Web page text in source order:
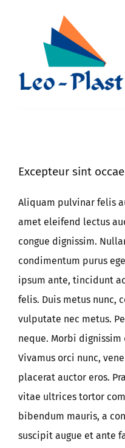
Über uns
Angebote / Zubehör
Kontakt
Poolprojekte
FAQs
Excepteur sint
Aliquam pulvinar felis
amet eleifend lectus
congue dignissim.
condimentum purus
ipsum ante, tincidunt
felis. Duis metus nunc,
vulputate nec metus.
neque. Morbi
Vivamus orci nunc,
placerat auctor eros.
vitae ultrices tortor
bibendum mauris, a
suscipit augue et ante